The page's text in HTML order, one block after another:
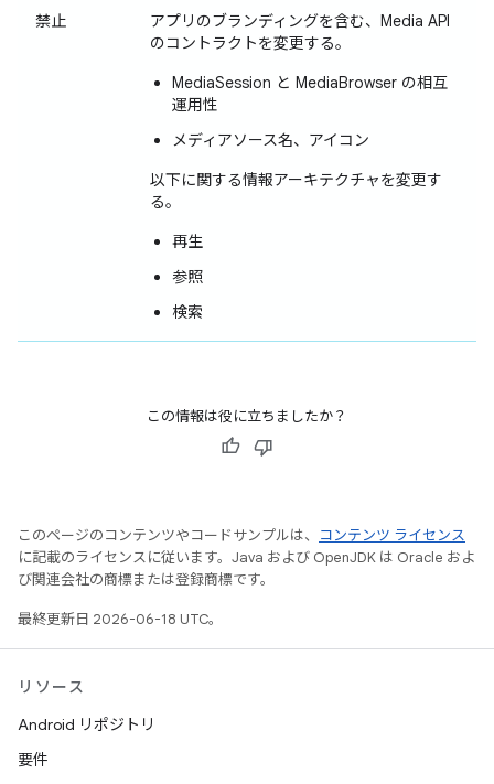
禁止
アプリのブランディングを含む、Media API
のコントラクトを変更する。
MediaSession と MediaBrowser の相互
運用性
メディアソース名、アイコン
以下に関する情報アーキテクチャを変更す
る。
再生
参照
検索
この情報は役に立ちましたか？
このページのコンテンツやコードサンプルは、
コンテンツ ライセンス
に記載のライセンスに従います。Java および OpenJDK は Oracle およ
び関連会社の商標または登録商標です。
最終更新日 2026-06-18 UTC。
リソース
Android リポジトリ
要件